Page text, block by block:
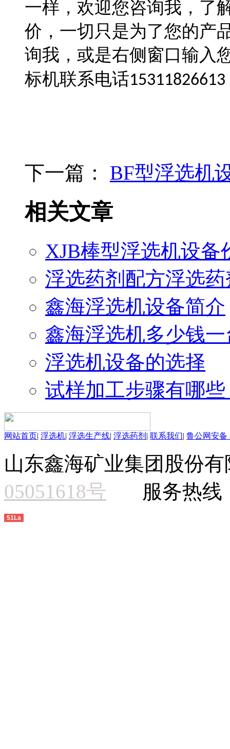
一样，欢迎您咨询我，了
价，一切只是为了您的产
询我，或是右侧窗口输入
标机联系电话15311826613
下一篇： BF型浮选机
相关文章
XJB棒型浮选机设备
浮选药剂配方浮选
鑫海浮选机设备简介
鑫海浮选机多少钱
浮选机设备的选择
试样加工步骤有哪些
网站首页| 浮选机| 浮选生产线| 浮选药剂 | 联系我们| 鲁公网安备
山东鑫海矿业集团股份
05051618号 服务热线
51La